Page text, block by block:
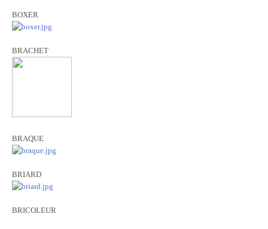
BOXER
BRACHET
BRAQUE
BRIARD
BRICOLEUR